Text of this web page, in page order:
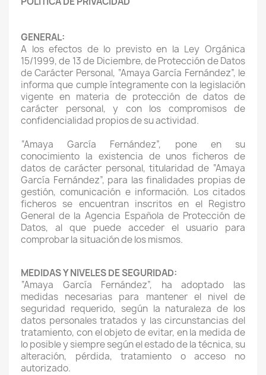
GENERAL:
A los efectos de lo previsto en la Ley Orgánica
15/1999, de 13 de Diciembre, de Protección de Datos
de Carácter Personal, “Amaya García Fernández”, le
informa que cumple íntegramente con la legislación
vigente en materia de protección de datos de
carácter personal, y con los compromisos de
confidencialidad propios de su actividad.
“Amaya García Fernández”, pone en su
conocimiento la existencia de unos ficheros de
datos de carácter personal, titularidad de “Amaya
García Fernández”, para las finalidades propias de
gestión, comunicación e información. Los citados
ficheros se encuentran inscritos en el Registro
General de la Agencia Española de Protección de
Datos, al que puede acceder el usuario para
comprobar la situación de los mismos.
MEDIDAS Y NIVELES DE SEGURIDAD:
“Amaya García Fernández”, ha adoptado las
medidas necesarias para mantener el nivel de
seguridad requerido, según la naturaleza de los
datos personales tratados y las circunstancias del
tratamiento, con el objeto de evitar, en la medida de
lo posible y siempre según el estado de la técnica, su
alteración, pérdida, tratamiento o acceso no
autorizado.